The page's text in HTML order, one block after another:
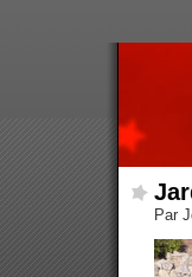
Par